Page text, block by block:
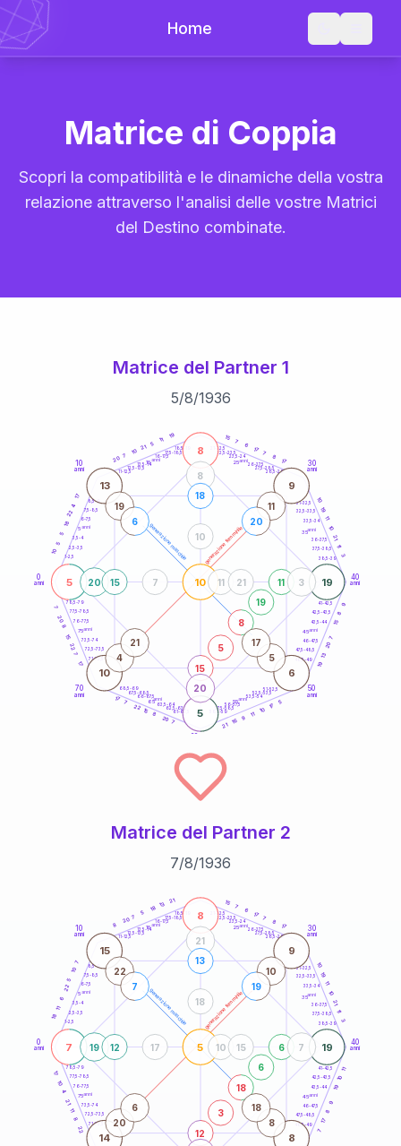
Home
Matrice di Coppia
Scopri la compatibilità e le dinamiche della vostra
relazione attraverso l'analisi delle vostre Matrici
del Destino combinate.
Matrice del Partner 1
5/8/1936
generazione maschile generazione femminile
0
anni
10
anni
30
anni
40
anni
50
anni
60
70
anni
1-2,5
2,5-3,5
3,5-4
6-7,5
7,5-8,5
8,5-9
11-12,5
12,5-13,5
13,5-14
16-17,5
17,5-18,5
18,5-19
21-22,5
22,5-23,5
23,5-24
26-27,5
27,5-28,5
28,5-29
31-32,5
32,5-33,5
33,5-34
36-37,5
37,5-38,5
38,5-39
41-42,5
42,5-43,5
43,5-44
46-47,5
47,5-48,5
48,5-49
51-52,5
52,5-53,5
53,5-54
56-57,5
57,5-58,5
58,5-59
61-62,5
62,5-63,5
63,5-64
66-67,5
67,5-68,5
68,5-69
71-72,5
72,5-73,5
73,5-74
76-77,5
77,5-78,5
78,5-79
10
5
5
18
22
4
17
20 7
10
21
5
11
19 15
7
6
17
7
8
17
10
19
11
10
21
11
3
9
8
15
7
20
13
19
5
17
10
11
9
16
21
7
20
8
15
22
7
17
17
7
22
15
8
20
7
5
8
19
5
10
13 9
10 6
15
5
8
19
11
20
8
3
20
15
18
11 21
7
10
19
6
11
20
4
21
5
17
5anni
15 anni 25anni
35anni
45anni
55anni
65anni
75anni
Matrice del Partner 2
7/8/1936
generazione maschile generazione femminile
0
anni
10
anni
30
anni
40
anni
1-2,5
2,5-3,5
3,5-4
6-7,5
7,5-8,5
8,5-9
11-12,5
12,5-13,5
13,5-14
16-17,5
17,5-18,5
18,5-19 21-22,5
22,5-23,5
23,5-24
26-27,5
27,5-28,5
28,5-29
31-32,5
32,5-33,5
33,5-34
36-37,5
37,5-38,5
38,5-39
41-42,5
42,5-43,5
43,5-44
46-47,5
47,5-48,5
48,5-49
71-72,5
72,5-73,5
73,5-74
76-77,5
77,5-78,5
78,5-79
18
11
6
22
5
10
7
8
20 7
5
18 13
21 15
7
6
17
7
8
17
10
19
11
10
21
11
3
11
10
19
9
8
17
7
22
8
11
21
4
10
17
7
8
19
5
15 9
14 8
12
3
18
6
6
19
21
7
12
13
10 15
17
18
22
7
10
19
20
6
8
18
5anni
15 anni 25anni
35anni
45anni
75anni